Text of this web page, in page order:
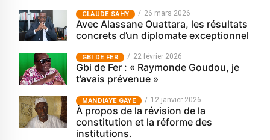
CLAUDE SAHY 26 mars 2026
Avec Alassane Ouattara, les résultats
concrets d’un diplomate exceptionnel
GBI DE FER 22 février 2026
Gbi de Fer : « Raymonde Goudou, je
t’avais prévenue »
MANDIAYE GAYE 12 janvier 2026
À propos de la révision de la
constitution et la réforme des
institutions.